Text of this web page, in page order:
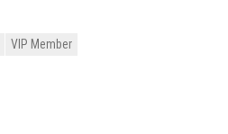
VIP Member